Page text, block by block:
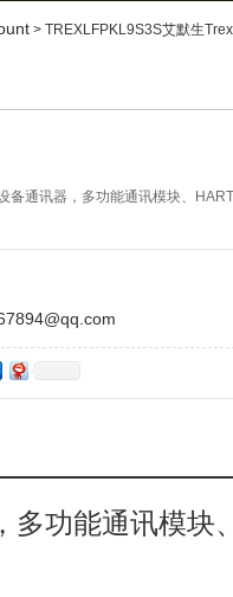
> TREXLFPKL9S3S艾默生
备通讯器，多功能通讯模块、
调节阀门，变送器，兼容费希尔，
手操器升级版，HART+FF应用
，多功能通讯模块、